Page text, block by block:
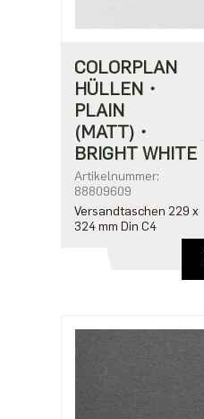
COLORPLAN
HÜLLEN・
PLAIN
(MATT)・
BRIGHT WHITE
Artikelnummer:
88809609
Versandtaschen 229 x
324 mm Din C4